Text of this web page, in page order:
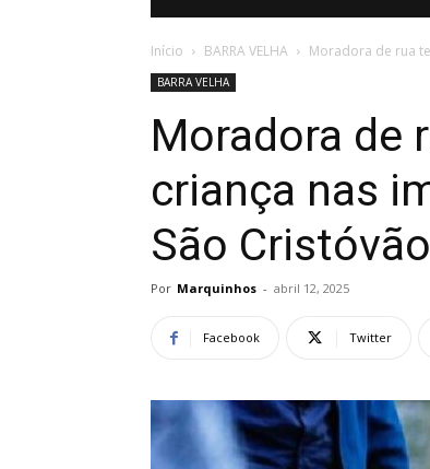
Início BARRA VELHA Moradora de rua
BARRA VELHA
Moradora de
criança nas
São
Por Marquinhos - abril 12, 2025
Facebook Twitter